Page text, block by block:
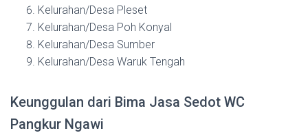
Kelurahan/Desa Pleset
Kelurahan/Desa Poh Konyal
Kelurahan/Desa Sumber
Kelurahan/Desa Waruk Tengah
Keunggulan dari Bima Jasa Sedot WC
Pangkur Ngawi